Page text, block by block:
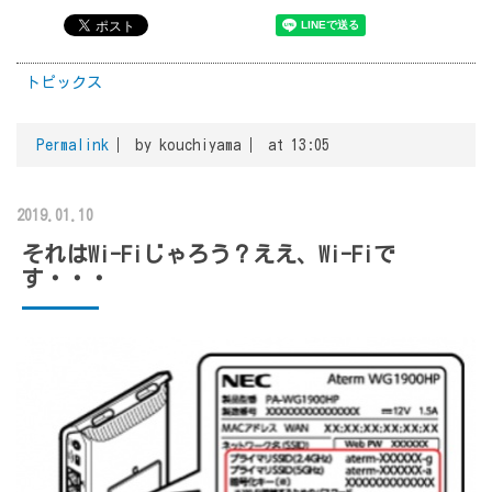
トピックス
Permalink by kouchiyama at 13:05
2019.01.10
それはWi-Fiじゃろう？ええ、Wi-Fiで
す・・・